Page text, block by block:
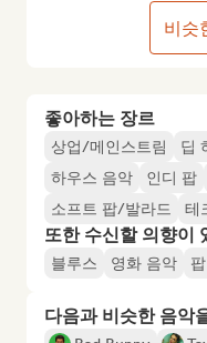
좋아하는 장르
상업/메인스트림 딥
하우스 음악
인디 팝
소프트 팝/발라드
테
또한 수신할 의향이
블루스 영화 음악
다음과 비슷한 음악
비슷